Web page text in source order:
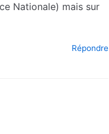
Nationale) mais sur
Répondre